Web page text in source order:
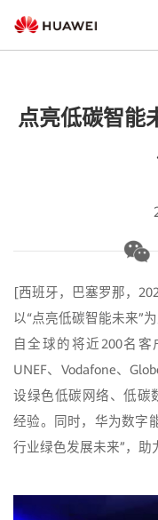
点亮低碳智能
[西班牙，巴塞罗那，
以“点亮低碳智能未来”
自全球的将近200名客
UNEF、Vodafone、
设绿色低碳网络、低碳
经验。同时，华为数字
行业绿色发展未来”，助